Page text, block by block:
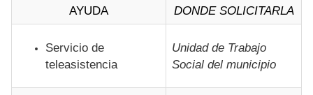
AYUDA DONDE SOLICITARLA
Servicio de
teleasistencia
Unidad de Trabajo
Social del municipio